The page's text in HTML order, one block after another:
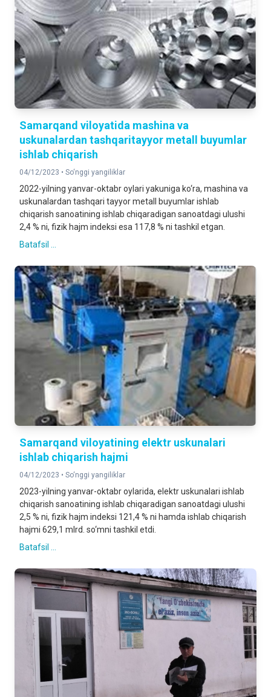
Samarqand viloyatida mashina va
uskunalardan tashqaritayyor metall buyumlar
ishlab chiqarish
04/12/2023 • So‘nggi yangiliklar
2022-yilning yanvar-oktabr oylari yakuniga ko‘ra, mashina va
uskunalardan tashqari tayyor metall buyumlar ishlab
chiqarish sanoatining ishlab chiqaradigan sanoatdagi ulushi
2,4 % ni, fizik hajm indeksi esa 117,8 % ni tashkil etgan.
Batafsil ...
Samarqand viloyatining elektr uskunalari
ishlab chiqarish hajmi
04/12/2023 • So‘nggi yangiliklar
2023-yilning yanvar-oktabr oylarida, elektr uskunalari ishlab
chiqarish sanoatining ishlab chiqaradigan sanoatdagi ulushi
2,5 % ni, fizik hajm indeksi 121,4 % ni hamda ishlab chiqarish
hajmi 629,1 mlrd. so‘mni tashkil etdi.
Batafsil ...